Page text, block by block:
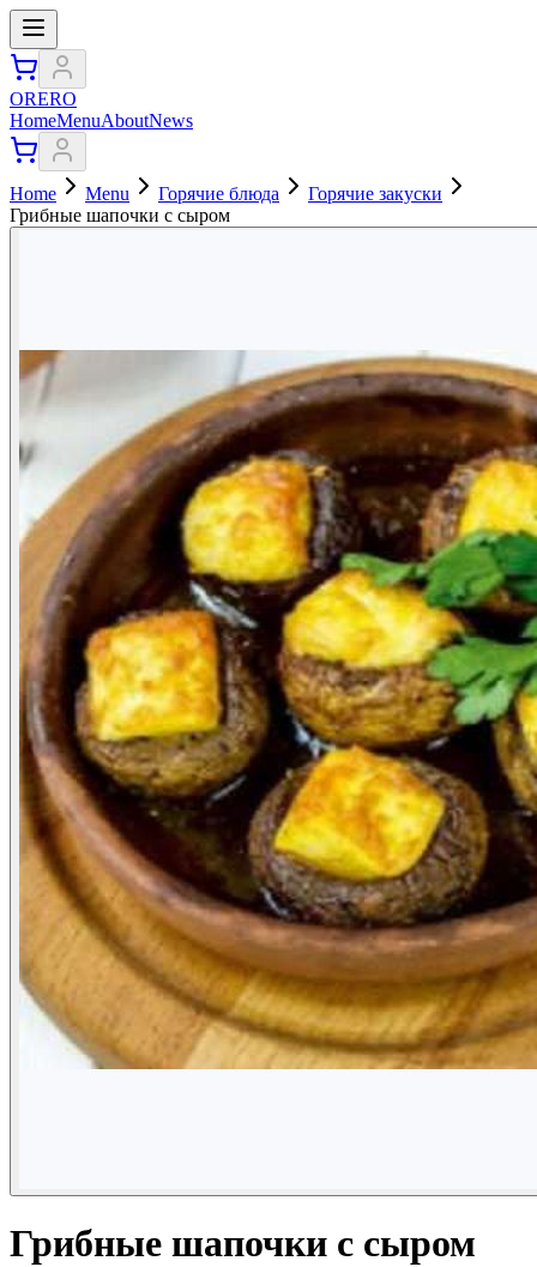
ORERO
HomeMenuAboutNews
Home Menu Горячие блюда
Горячие закуски
Грибные шапочки с сыром
Грибные шапочки с сыром